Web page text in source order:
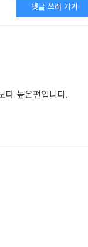
댓글 쓰러 가기
다 높은편입니다.